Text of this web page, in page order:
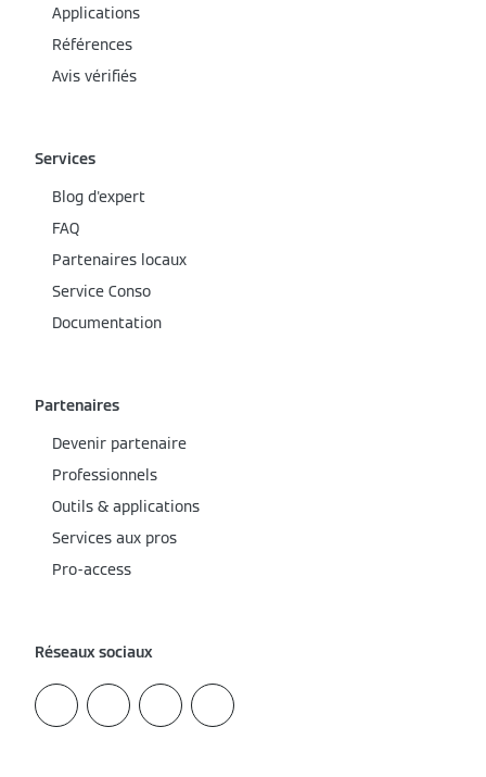
Applications
Références
Avis vérifiés
Services
Blog d'expert
FAQ
Partenaires locaux
Service Conso
Documentation
Partenaires
Devenir partenaire
Professionnels
Outils & applications
Services aux pros
Pro-access
Réseaux sociaux